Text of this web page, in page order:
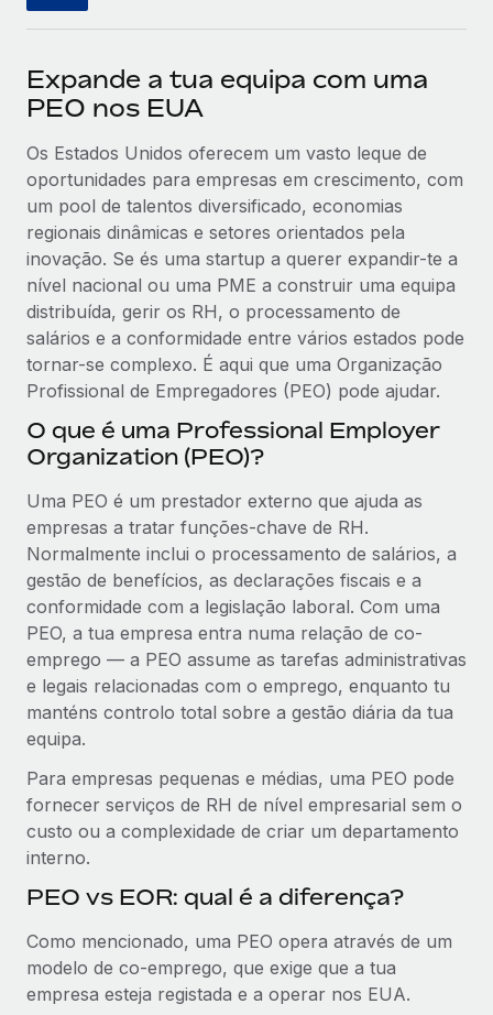
Expande a tua equipa com uma
PEO nos EUA
Os Estados Unidos oferecem um vasto leque de
oportunidades para empresas em crescimento, com
um pool de talentos diversificado, economias
regionais dinâmicas e setores orientados pela
inovação. Se és uma startup a querer expandir-te a
nível nacional ou uma PME a construir uma equipa
distribuída, gerir os RH, o processamento de
salários e a conformidade entre vários estados pode
tornar-se complexo. É aqui que uma Organização
Profissional de Empregadores (PEO) pode ajudar.
O que é uma Professional Employer
Organization (PEO)?
Uma PEO é um prestador externo que ajuda as
empresas a tratar funções-chave de RH.
Normalmente inclui o processamento de salários, a
gestão de benefícios, as declarações fiscais e a
conformidade com a legislação laboral. Com uma
PEO, a tua empresa entra numa relação de co-
emprego — a PEO assume as tarefas administrativas
e legais relacionadas com o emprego, enquanto tu
manténs controlo total sobre a gestão diária da tua
equipa.
Para empresas pequenas e médias, uma PEO pode
fornecer serviços de RH de nível empresarial sem o
custo ou a complexidade de criar um departamento
interno.
PEO vs EOR: qual é a diferença?
Como mencionado, uma PEO opera através de um
modelo de co-emprego, que exige que a tua
empresa esteja registada e a operar nos EUA.